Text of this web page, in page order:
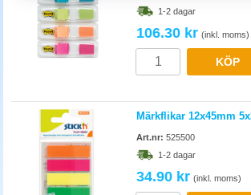
förlänger pärmens innehållslivstid. Bra alternativ till
dokumentet.
1-2 dagar
106.30 kr (inkl. moms)
KÖP
Märkflikar 12x45mm
Art.nr: 525500
1-2 dagar
34.90 kr (inkl. moms)